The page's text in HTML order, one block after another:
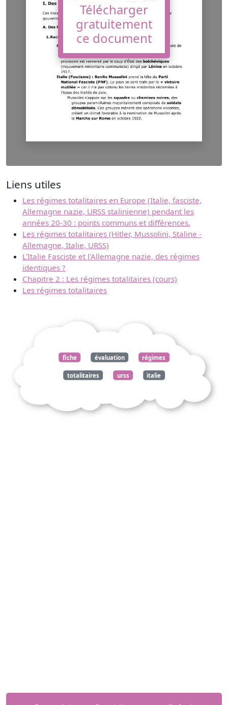
Télécharger
gratuitement
ce document
Liens utiles
Les régimes totalitaires en Europe (Italie, fasciste,
Allemagne nazie, URSS stalinienne) pendant les
années 20-30 : points communs et différences.
Les régimes totalitaires (Hitler, Mussolini, Staline -
Allemagne, Italie, URSS)
L'Italie Fasciste et l'Allemagne nazie, des régimes
identiques ?
Chapitre 2 : Les régimes totalitaires (cours)
Les régimes totalitaires
fiche évaluation régimes
totalitaires urss italie